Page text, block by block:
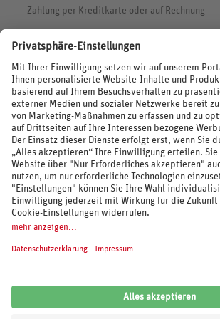
Zahlung per Kreditkarte oder auf Rechnung
BEWERTUNGEN
SOCIAL MEDIA
REISEVERANSTALTER UND
© 2026 REWE Reisen
Impressum
AGB Cookie-Einstellungen